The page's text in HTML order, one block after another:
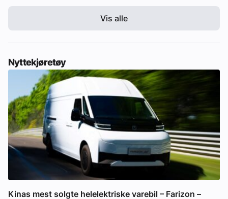
Vis alle
Nyttekjøretøy
Kinas mest solgte helelektriske varebil – Farizon –